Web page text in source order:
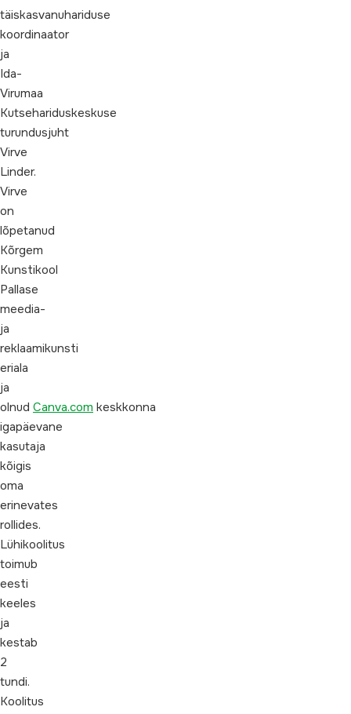
täiskasvanuhariduse
koordinaator
ja
Ida-
Virumaa
Kutsehariduskeskuse
turundusjuht
Virve
Linder.
Virve
on
lõpetanud
Kõrgem
Kunstikool
Pallase
meedia-
ja
reklaamikunsti
eriala
ja
olnud Canva.com keskkonna
igapäevane
kasutaja
kõigis
oma
erinevates
rollides.
Lühikoolitus
toimub
eesti
keeles
ja
kestab
2
tundi.
Koolitus